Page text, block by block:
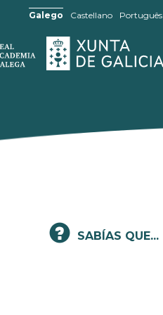
Galego Castellano Português
SABÍAS QUE...